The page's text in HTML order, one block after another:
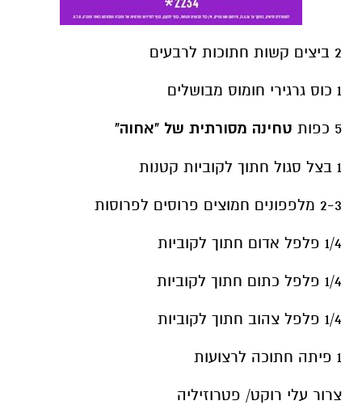
2 ביצים קשות חתוכות לרבעים
1 כוס גרגירי חומוס מבושלים
5 כפות טחינה מסורתית של "אחוה"
1 בצל סגול חתוך לקוביות קטנות
2-3 מלפפונים חמוצים פרוסים לפרוסות
1/4 פלפל אדום חתוך לקוביות
1/4 פלפל כתום חתוך לקוביות
1/4 פלפל צהוב חתוך לקוביות
1 פיתה חתוכה לרצועות
צרור עלי רוקט/ פטרוזיליה